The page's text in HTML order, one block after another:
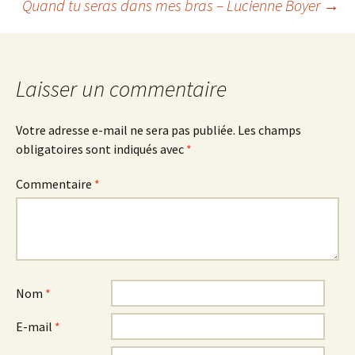
des
articles
Quand tu seras dans mes bras – Lucienne Boyer →
Laisser un commentaire
Votre adresse e-mail ne sera pas publiée. Les champs
obligatoires sont indiqués avec *
Commentaire *
Nom *
E-mail *